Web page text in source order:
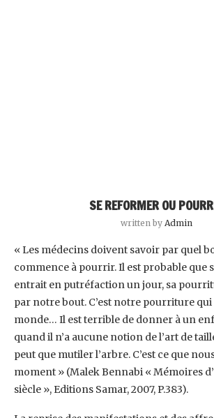
SE REFORMER OU
written by Admin
‎« Les médecins doivent savoir par quel
commence à pourrir. Il est probable ‎que
entrait en putréfaction un jour, sa
par notre bout. ‎C’est notre pourriture
monde… Il est terrible de donner à un
quand il n’a aucune notion de l’art de
peut que mutiler ‎l’arbre. C’est ce que
moment » (Malek Bennabi « Mémoires
siècle », Editions Samar, 2007, P.383). ‎